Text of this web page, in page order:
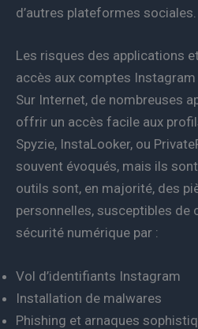
d’autres plateformes sociales.
Les risques des applications
accès aux comptes Instagram
Sur Internet, de nombreuses
offrir un accès facile aux
Spyzie, InstaLooker, ou
souvent évoqués, mais ils
outils sont, en majorité, des
personnelles, susceptibles
sécurité numérique par :
Vol d’identifiants Instagram
Installation de malwares
Phishing et arnaques